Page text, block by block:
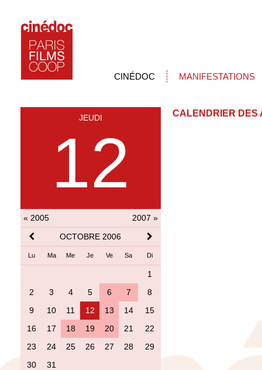
CINÉDOC MANIFESTATIONS
JEUDI
12
« 2005
2007 »
OCTOBRE 2006
Lu Ma Me Je Ve Sa Di
1
2
3 4 5 6 7
8
9
10 11 12 13 14
15
16
17 18 19 20 21
22
23
24 25 26 27 28
29
30
31
CALENDRIER DES